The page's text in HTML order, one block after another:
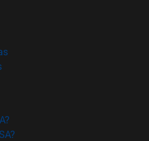
ventana)
(abre en nueva ventana)
(abre en nueva ventana)